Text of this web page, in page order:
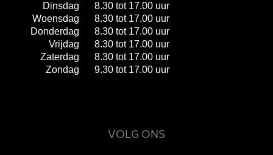
Dinsdag
8.30 tot 17.00 uur
Woensdag
8.30 tot 17.00 uur
Donderdag
8.30 tot 17.00 uur
Vrijdag
8.30 tot 17.00 uur
Zaterdag
8.30 tot 17.00 uur
Zondag
9.30 tot 17.00 uur
VOLG ONS